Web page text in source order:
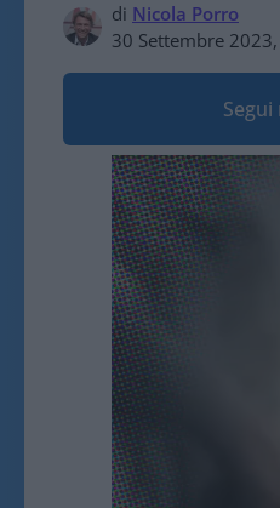
di Nicola Porro
30 Settembre
Video
Player